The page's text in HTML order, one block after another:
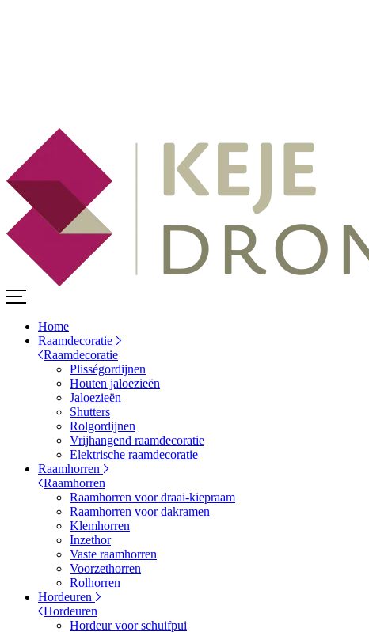
Home
Raamdecoratie
Raamdecoratie
Plisségordijnen
Houten jaloezieën
Jaloezieën
Shutters
Rolgordijnen
Vrijhangend raamdecoratie
Elektrische raamdecoratie
Raamhorren
Raamhorren
Raamhorren voor draai-kiepraam
Raamhorren voor dakramen
Klemhorren
Inzethor
Vaste raamhorren
Voorzethorren
Rolhorren
Hordeuren
Hordeuren
Hordeur voor schuifpui